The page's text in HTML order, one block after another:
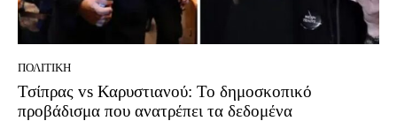
ΠΟΛΙΤΙΚΉ
Τσίπρας vs Καρυστιανού: Το δημοσκοπικό
προβάδισμα που ανατρέπει τα δεδομένα